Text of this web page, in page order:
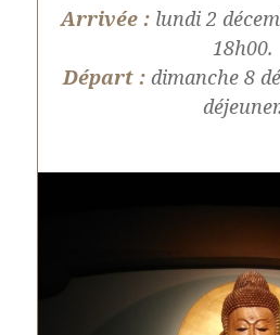
Arrivée : lundi 2
18h00.
Départ :dimanche 8